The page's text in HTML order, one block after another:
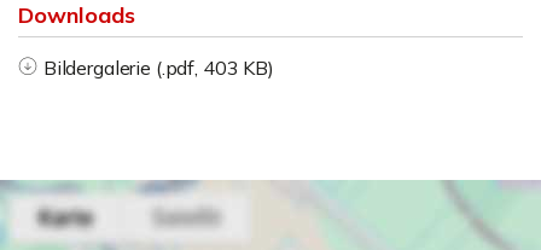
Downloads
Bildergalerie (.pdf, 403 KB)